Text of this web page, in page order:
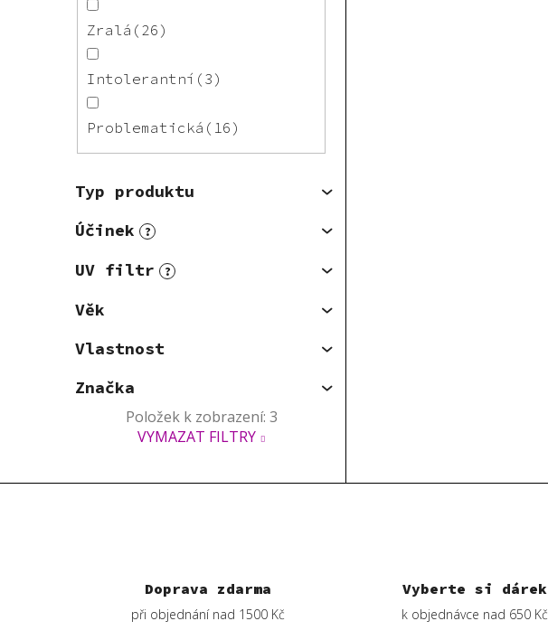
Zralá 26
Intolerantní 3
Problematická 16
Typ produktu
Účinek
?
UV filtr ?
Věk
Vlastnost
Značka
VYMAZAT FILTRY
Položek k zobrazení: 3
Doprava zdarma
při objednání nad 1500 Kč
Vyberte si dárek
k objednávce nad 650 Kč